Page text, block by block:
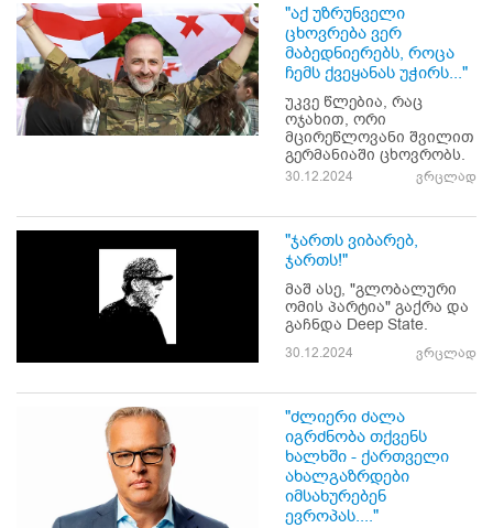
"აქ უზრუნველი
ცხოვრება ვერ
მაბედნიერებს, როცა
ჩემს ქვეყანას უჭირს..."
უკვე წლებია, რაც
ოჯახით, ორი
მცირეწლოვანი შვილით
გერმანიაში ცხოვრობს.
30.12.2024 ვრცლად
"ჯართს ვიბარებ,
ჯართს!"
მაშ ასე, "გლობალური
ომის პარტია" გაქრა და
გაჩნდა Deep State.
30.12.2024 ვრცლად
"ძლიერი ძალა
იგრძნობა თქვენს
ხალხში - ქართველი
ახალგაზრდები
იმსახურებენ
ევროპას...."